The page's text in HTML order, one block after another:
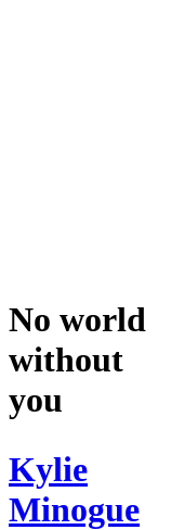
No world
without
you
Kylie
Minogue